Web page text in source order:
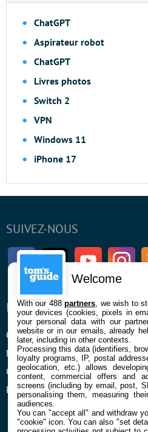
ChatGPT
Aspirateur robot
ChatGPT
Livres photos
Switch 2
VPN
Windows 11
iPhone 17
SUIVEZ-NOUS
FacebookTwitter Youtube
ENTREPRISE
Qui sommes nous
Mentions légales et CGU
Confidentialité et Cookies
Préférences cookies
À
Welcome
With our 488partners , we wish to
your devices (cookies, pixels in
your personal data with our
website or in our emails, already
later, including in other contexts.
Processing this data (identifiers,
loyalty programs, IP, postal
geolocation, etc.) allows
content, commercial offers and
screens (including by email, post,
personalising them, measuring
audiences.
You can "accept all" and withdraw
"cookie" icon. You can also "set